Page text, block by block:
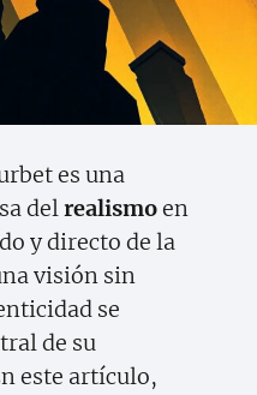
es una
delrealismoen
y directo de la
visión sin
se
de su
este artículo,